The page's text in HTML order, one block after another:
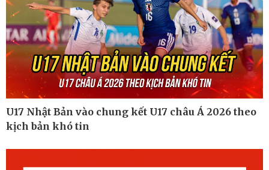
Tin nóng
Tư vấn luật
Bóng đá quốc tế
Bóng đá Việt Nam
Thế giới thể thao
Lịch thi đấu bóng đá
eSports
Hậu trường
U17 Nhật Bản vào chung kết U17 châu Á 2026 theo
kịch bản khó tin